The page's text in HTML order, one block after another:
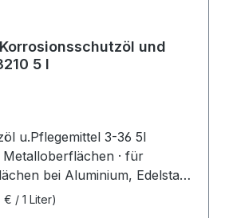
Korrosionsschutzöl und
5 l
u.Pflegemittel 3-36 5l
· für
bei Aluminium, Edelstahl
einen kaum fühlbaren
€ / 1 Liter)